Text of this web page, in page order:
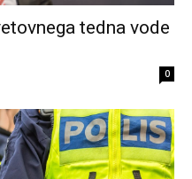
tedna vode
0